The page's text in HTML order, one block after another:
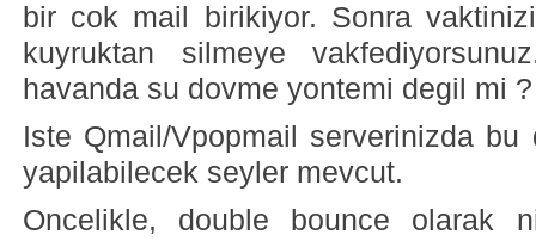
bir cok mail birikiyor. Sonra
kuyruktan silmeye
havanda su dovme yontemi degil mi ?
Iste Qmail/Vpopmail serverinizda
yapilabilecek seyler mevcut.
Oncelikle, double bounce olarak